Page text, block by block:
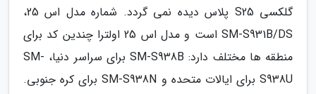
گلکسی S25 پلاس دیده نمی گردد. شماره مدل اس 25،
SM-S931B/DS است و مدل اس 25 اولترا چندین کد برای
منطقه ها مختلف دارد: SM-S938B برای سراسر دنیا، SM-
S938U برای ایالات متحده و SM-S938N برای کره جنوبی.